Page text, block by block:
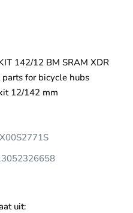
142/12 BM SRAM XDR
for bicycle hubs
12/142 mm
uit: